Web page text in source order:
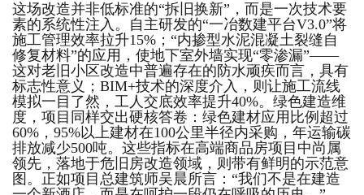
1 2 3 4 5 6
这场改造并非低标准的“拆旧换新”，而是一次技术要
素的系统性注入。自主研发的“一冶数建平台V3.0”将
施工管理效率拉升15%；“内掺型水泥混凝土裂缝自
修复材料”的应用，使地下室外墙实现“零渗漏”——
这对老旧小区改造中普遍存在的防水顽疾而言，具有
标志性意义；BIM+技术的深度介入，则让施工流线
模拟一目了然，工人交底效率提升40%。绿色建造维
度，项目同样交出硬核答卷：绿色建材应用比例超过
60%，95%以上建材在100公里半径内采购，年运输碳
排放减少500吨。这些指标在高端商品房项目中尚属
领先，落地于危旧房改造领域，则带有鲜明的示范意
图。正如项目总建筑师吴晨所言：“我们不是在建造